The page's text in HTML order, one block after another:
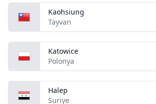
Kaohsiung
Tayvan
Katowice
Polonya
Halep
Suriye